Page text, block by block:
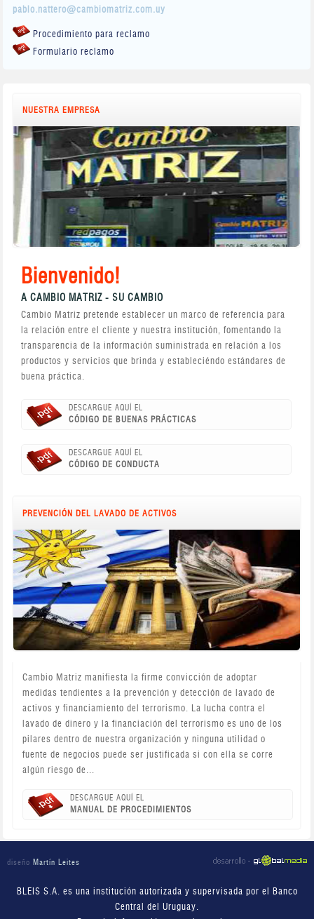
pablo.nattero@cambiomatriz.com.uy
Procedimiento para reclamo
Formulario reclamo
NUESTRA EMPRESA
Bienvenido!
A CAMBIO MATRIZ - SU CAMBIO
Cambio Matriz pretende establecer un marco de referencia para
la relación entre el cliente y nuestra institución, fomentando la
transparencia de la información suministrada en relación a los
productos y servicios que brinda y estableciéndo estándares de
buena práctica.
DESCARGUE AQUÍ EL
CÓDIGO DE BUENAS PRÁCTICAS
DESCARGUE AQUÍ EL
CÓDIGO DE CONDUCTA
PREVENCIÓN DEL LAVADO DE ACTIVOS
Cambio Matriz manifiesta la firme convicción de adoptar
medidas tendientes a la prevención y detección de lavado de
activos y financiamiento del terrorismo. La lucha contra el
lavado de dinero y la financiación del terrorismo es uno de los
pilares dentro de nuestra organización y ninguna utilidad o
fuente de negocios puede ser justificada si con ella se corre
algún riesgo de...
DESCARGUE AQUÍ EL
MANUAL DE PROCEDIMIENTOS
diseño Martín Leites
BLEIS S.A. es una institución autorizada y supervisada por el Banco
Central del Uruguay.